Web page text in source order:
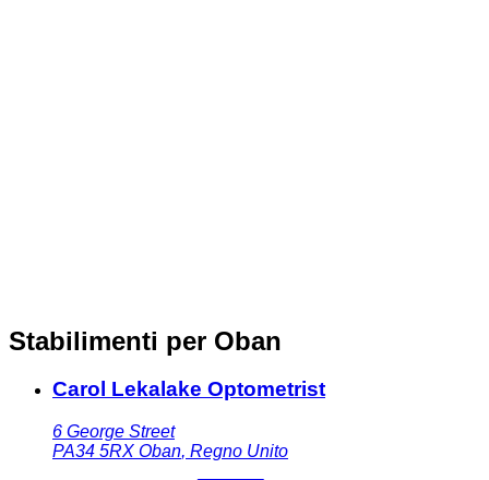
Stabilimenti per Oban
Carol Lekalake Optometrist
6 George Street
PA34 5RX Oban, Regno Unito